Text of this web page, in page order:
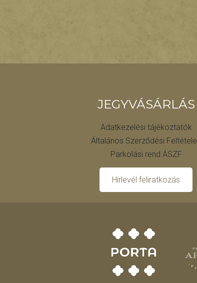
JEGYVÁSÁRLÁS
Adatkezelési tájékoztatók
Általános Szerződési
Parkolási rend ÁSZF
Hírlevél feliratkozás